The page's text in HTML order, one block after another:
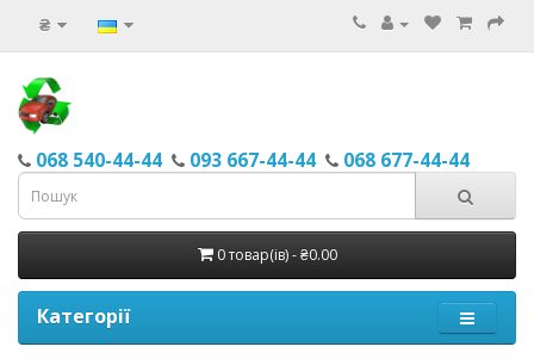
₴
068 540-44-44 093 667-44-44 068 677-44-44
0 товар(ів) - ₴0.00
Категорії